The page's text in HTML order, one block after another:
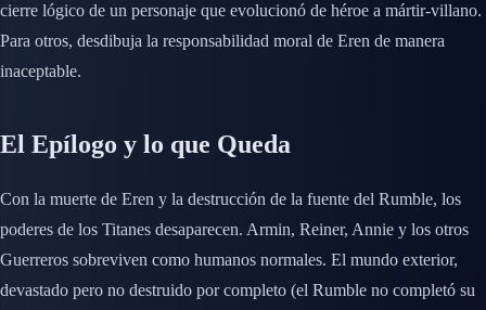
cierre lógico de un personaje que evolucionó de héroe a mártir-villano.
Para otros, desdibuja la responsabilidad moral de Eren de manera
inaceptable.
El Epílogo y lo que Queda
Con la muerte de Eren y la destrucción de la fuente del Rumble, los
poderes de los Titanes desaparecen. Armin, Reiner, Annie y los otros
Guerreros sobreviven como humanos normales. El mundo exterior,
devastado pero no destruido por completo (el Rumble no completó su